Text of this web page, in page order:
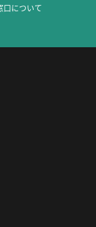
口について